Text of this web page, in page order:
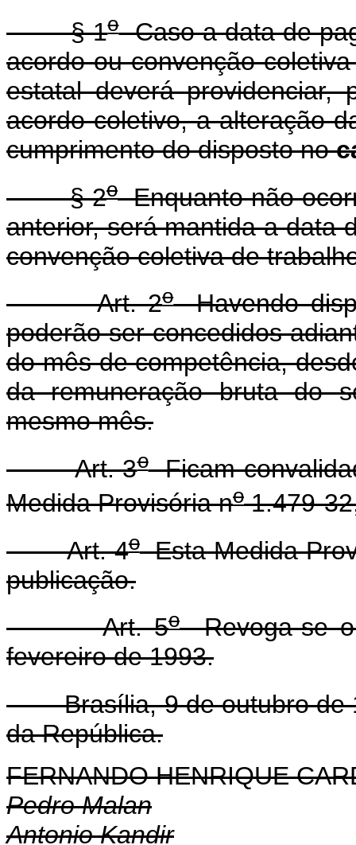
§ 1oCaso a data de
acordo ou convenção
estatal deverá
acordo coletivo, a alteração
cumprimento do disposto no
§ 2oEnquanto não
anterior, será mantida a data
convenção coletiva de
Art. 2oHavendo
poderão ser concedidos
do mês de competência,
da remuneração bruta do
mesmo mês.
Art. 3oFicam
Medida Provisória no1.479-
Art. 4oEsta Medida
publicação.
Art. 5oRevoga-se
fevereiro de 1993.
Brasília, 9 de outubro de
da República.
FERNANDO HENRIQUE
Pedro Malan
Antonio Kandir